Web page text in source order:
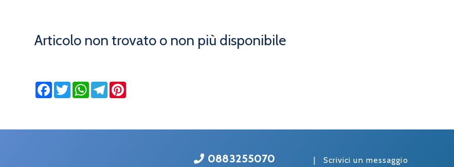
Articolo non trovato o non più disponibile
Facebook
TwitterWhatsApp
Telegram
0883255070 | Scrivici un messaggio